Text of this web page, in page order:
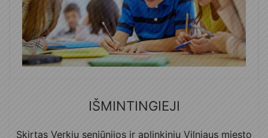
IŠMINTINGIEJI
Skirtas Verkių seniūnijos ir aplinkinių Vilniaus miesto